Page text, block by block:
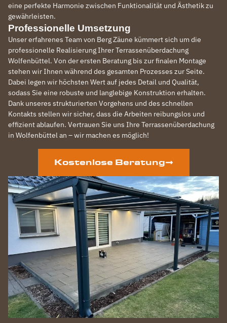
eine perfekte Harmonie zwischen Funktionalität und Ästhetik zu
gewährleisten.
Professionelle Umsetzung
Unser erfahrenes Team von Berg Zäune kümmert sich um die
professionelle Realisierung Ihrer Terrassenüberdachung
Wolfenbüttel. Von der ersten Beratung bis zur finalen Montage
stehen wir Ihnen während des gesamten Prozesses zur Seite.
Dabei legen wir höchsten Wert auf jedes Detail und Qualität,
sodass Sie eine robuste und langlebige Konstruktion erhalten.
Dank unseres strukturierten Vorgehens und des schnellen
Kontakts stellen wir sicher, dass die Arbeiten reibungslos und
effizient ablaufen. Vertrauen Sie uns Ihre Terrassenüberdachung
in Wolfenbüttel an – wir machen es möglich!
Kostenlose Beratung